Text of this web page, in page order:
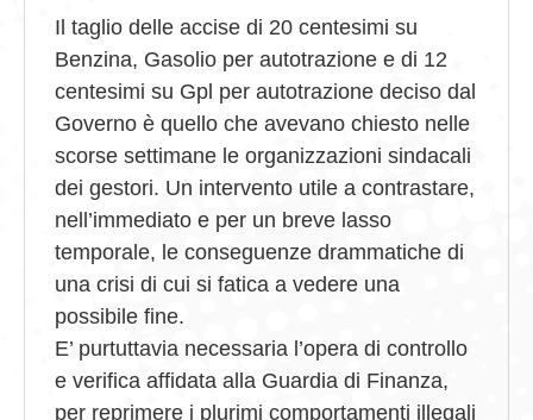
Il taglio delle accise di 20 centesimi su
Benzina, Gasolio per autotrazione e di 12
centesimi su Gpl per autotrazione deciso dal
Governo è quello che avevano chiesto nelle
scorse settimane le organizzazioni sindacali
dei gestori. Un intervento utile a contrastare,
nell’immediato e per un breve lasso
temporale, le conseguenze drammatiche di
una crisi di cui si fatica a vedere una
possibile fine.
E’ purtuttavia necessaria l’opera di controllo
e verifica affidata alla Guardia di Finanza,
per reprimere i plurimi comportamenti illegali